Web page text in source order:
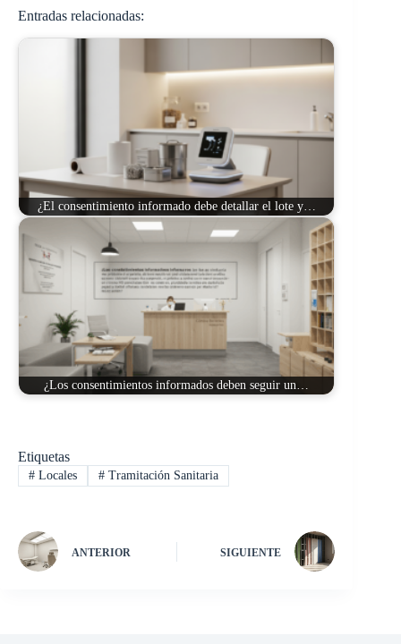
Entradas relacionadas:
¿El consentimiento informado debe detallar el lote y…
¿Los consentimientos informados deben seguir un…
Etiquetas
#Locales #Tramitación Sanitaria
ANTERIOR SIGUIENTE